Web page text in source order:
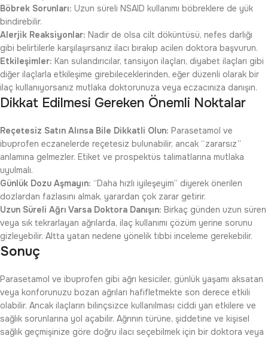
Böbrek Sorunları: Uzun süreli NSAID kullanımı böbreklere de yük
bindirebilir.
Alerjik Reaksiyonlar: Nadir de olsa cilt döküntüsü, nefes darlığı
gibi belirtilerle karşılaşırsanız ilacı bırakıp acilen doktora başvurun.
Etkileşimler: Kan sulandırıcılar, tansiyon ilaçları, diyabet ilaçları gibi
diğer ilaçlarla etkileşime girebileceklerinden, eğer düzenli olarak bir
ilaç kullanıyorsanız mutlaka doktorunuza veya eczacınıza danışın.
Dikkat Edilmesi Gereken Önemli Noktalar
Reçetesiz Satın Alınsa Bile Dikkatli Olun: Parasetamol ve
ibuprofen eczanelerde reçetesiz bulunabilir, ancak “zararsız”
anlamına gelmezler. Etiket ve prospektüs talimatlarına mutlaka
uyulmalı.
Günlük Dozu Aşmayın: “Daha hızlı iyileşeyim” diyerek önerilen
dozlardan fazlasını almak, yarardan çok zarar getirir.
Uzun Süreli Ağrı Varsa Doktora Danışın: Birkaç günden uzun süren
veya sık tekrarlayan ağrılarda, ilaç kullanımı çözüm yerine sorunu
gizleyebilir. Altta yatan nedene yönelik tıbbi inceleme gerekebilir.
Sonuç
Parasetamol ve ibuprofen gibi ağrı kesiciler, günlük yaşamı aksatan
veya konforunuzu bozan ağrıları hafifletmekte son derece etkili
olabilir. Ancak ilaçların bilinçsizce kullanılması ciddi yan etkilere ve
sağlık sorunlarına yol açabilir. Ağrının türüne, şiddetine ve kişisel
sağlık geçmişinize göre doğru ilacı seçebilmek için bir doktora veya